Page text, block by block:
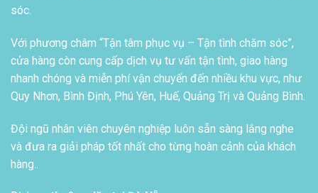
sóc.
Với phương châm “Tận tâm phục vụ – Tận tình chăm sóc”,
cửa hàng còn cung cấp dịch vụ tư vấn tận tình, giao hàng
nhanh chóng và miễn phí vận chuyển đến nhiều khu vực, như
Quy Nhơn, Bình Định, Phú Yên, Huế, Quảng Trị và Quảng Bình.
Đội ngũ nhân viên chuyên nghiệp luôn sẵn sàng lắng nghe
và đưa ra giải pháp tốt nhất cho từng hoàn cảnh của khách
hàng..